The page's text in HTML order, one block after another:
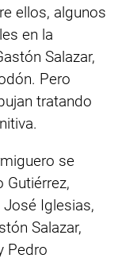
ellos, algunos
en la
Salazar,
Pero
tratando
se
Gutiérrez,
Iglesias,
Salazar,
Pedro